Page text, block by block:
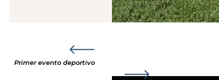
Primer evento deportivo